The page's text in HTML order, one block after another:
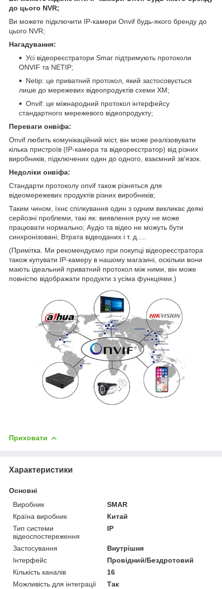
до цього NVR;
Ви можете підключити IP-камери Onvif будь-якого бренду до
цього NVR;
Нагадування:
Усі відеореєстратори Smar підтримують протоколи
ONVIF та NETIP;
Netip: це приватний протокол, який застосовується
лише до мережевих відеопродуктів схеми XM;
Onvif: це міжнародний протокол інтерфейсу
стандартного мережевого відеопродукту;
Переваги онвіфа:
Onvif любить комунікаційний міст, він може реалізовувати
кілька пристроїв (IP-камера та відеореєстратор) від різних
виробників, підключених один до одного, взаємний зв'язок.
Недоліки онвіфа:
Стандарти протоколу onvif також різняться для
відеомережевих продуктів різних виробників;
Таким чином, їхнє спілкування один з одним викликає деякі
серйозні проблеми, такі як: виявлення руху не може
працювати нормально; Аудіо та відео не можуть бути
синхронізовані; Втрата відеоданих і т. д.....
(Примітка. Ми рекомендуємо при покупці відеореєстратора
також купувати IP-камеру в нашому магазині, оскільки вони
мають ідеальний приватний протокол між ними, він може
повністю відображати продукти з усіма функціями.)
Приховати
Характеристики
Основні
Виробник
SMAR
Країна виробник
Китай
Тип системи
відеоспостереження
IP
Застосування
Внутрішня
Інтерфейс
Провідний/Бездротовий
Кількість каналів
16
Можливість для інтеграції
Так